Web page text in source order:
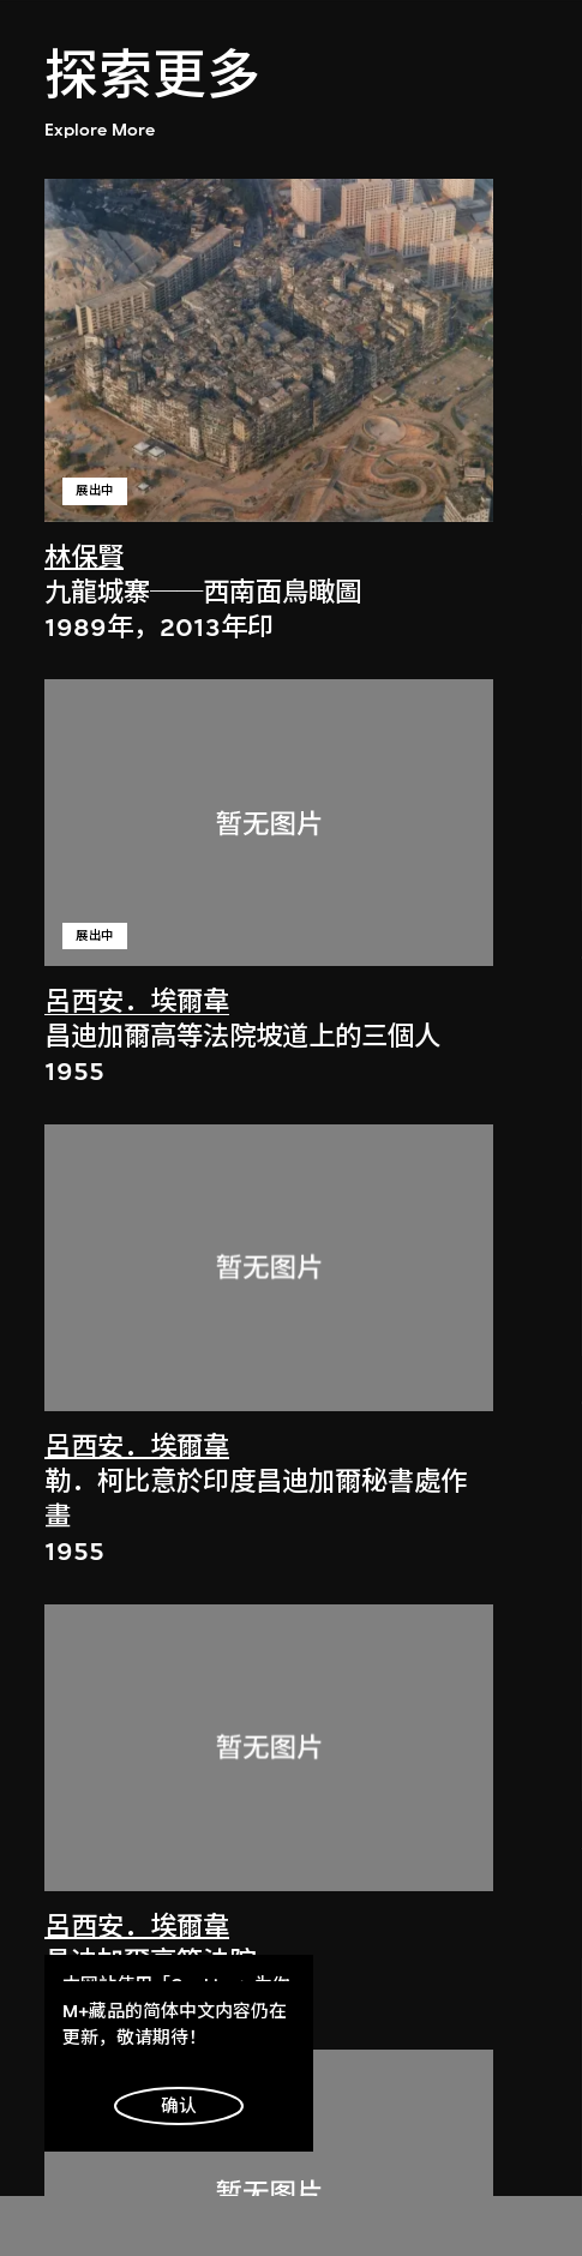
探索更多
Explore More
林保賢
展出中
九龍城寨──西南面鳥瞰圖
1989年，2013年印
呂西安．埃爾韋
展出中
昌迪加爾高等法院坡道上的三個人
1955
呂西安．埃爾韋
勒．柯比意於印度昌迪加爾秘書處作
畫
1955
呂西安．埃爾韋
昌迪加爾高等法院
1955
本网站使用「Cookies」为你
提供最好的网站体验。
了解更多
明白
M+藏品的简体中文内容仍在
更新，敬请期待！
确认